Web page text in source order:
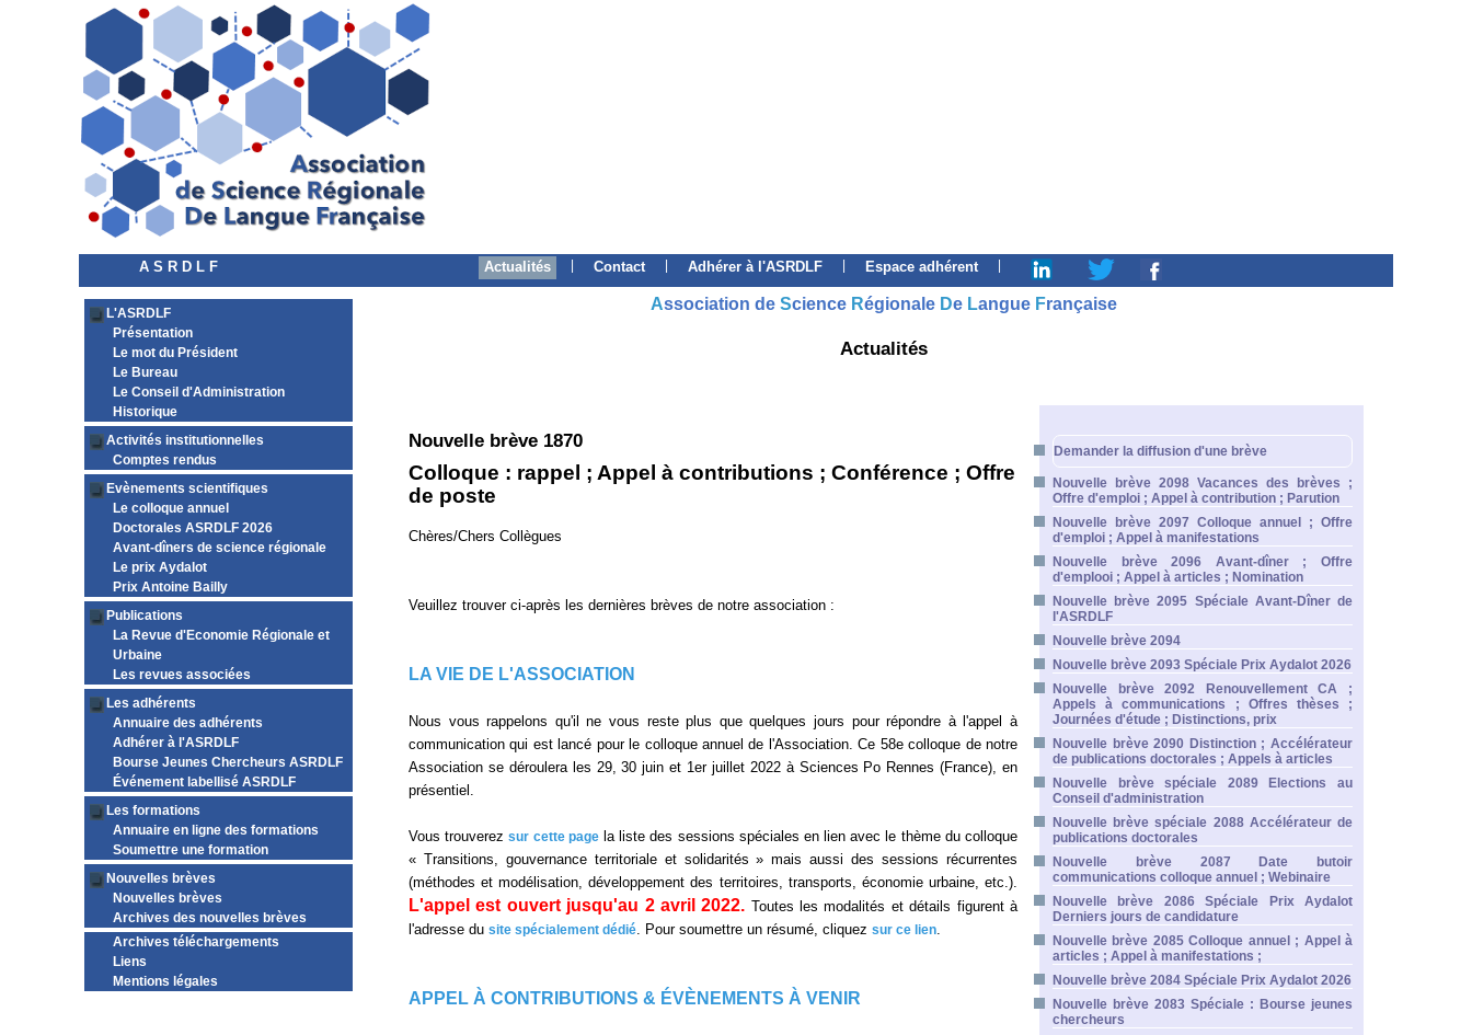
A S R D L F Actualités Contact Adhérer à l'ASRDLF Espace adhérent
L'ASRDLF
Présentation
Le mot du Président
Le Bureau
Le Conseil d'Administration
Historique
Activités institutionnelles
Comptes rendus
Evènements scientifiques
Le colloque annuel
Doctorales ASRDLF 2026
Avant-dîners de science régionale
Le prix Aydalot
Prix Antoine Bailly
Publications
La Revue d'Economie Régionale et
Urbaine
Les revues associées
Les adhérents
Annuaire des adhérents
Adhérer à l'ASRDLF
Bourse Jeunes Chercheurs ASRDLF
Événement labellisé ASRDLF
Les formations
Annuaire en ligne des formations
Soumettre une formation
Nouvelles brèves
Nouvelles brèves
Archives des nouvelles brèves
Archives téléchargements
Liens
Mentions légales
Association de Science Régionale De Langue Française
Actualités
Nouvelle brève 1870
Colloque : rappel ; Appel à contributions ; Conférence ; Offre
de poste
Chères/Chers Collègues
Veuillez trouver ci-après les dernières brèves de notre association :
LA VIE DE L'ASSOCIATION
Nous vous rappelons qu'il ne vous reste plus que quelques jours pour répondre à l'appel à
communication qui est lancé pour le colloque annuel de l'Association. Ce 58e colloque de notre
Association se déroulera les 29, 30 juin et 1er juillet 2022 à Sciences Po Rennes (France), en
présentiel.
Vous trouverezsur cette pagela liste des sessions spéciales en lien avec le thème du colloque
« Transitions, gouvernance territoriale et solidarités » mais aussi des sessions récurrentes
(méthodes et modélisation, développement des territoires, transports, économie urbaine, etc.).
L'appel est ouvert jusqu'au 2 avril 2022. Toutes les modalités et détails figurent à
l'adresse du site spécialement dédié. Pour soumettre un résumé, cliquez sur ce lien.
APPEL À CONTRIBUTIONS & ÉVÈNEMENTS À VENIR
Demander la diffusion d'une brève
Nouvelle brève 2098 Vacances des brèves ;
Offre d'emploi ; Appel à contribution ; Parution
Nouvelle brève 2097 Colloque annuel ; Offre
d'emploi ; Appel à manifestations
Nouvelle brève 2096 Avant-dîner ; Offre
d'emplooi ; Appel à articles ; Nomination
Nouvelle brève 2095 Spéciale Avant-Dîner de
l'ASRDLF
Nouvelle brève 2094
Nouvelle brève 2093 Spéciale Prix Aydalot 2026
Nouvelle brève 2092 Renouvellement CA ;
Appels à communications ; Offres thèses ;
Journées d'étude ; Distinctions, prix
Nouvelle brève 2090 Distinction ; Accélérateur
de publications doctorales ; Appels à articles
Nouvelle brève spéciale 2089 Elections au
Conseil d'administration
Nouvelle brève spéciale 2088 Accélérateur de
publications doctorales
Nouvelle brève 2087 Date butoir
communications colloque annuel ; Webinaire
Nouvelle brève 2086 Spéciale Prix Aydalot
Derniers jours de candidature
Nouvelle brève 2085 Colloque annuel ; Appel à
articles ; Appel à manifestations ;
Nouvelle brève 2084 Spéciale Prix Aydalot 2026
Nouvelle brève 2083 Spéciale : Bourse jeunes
chercheurs